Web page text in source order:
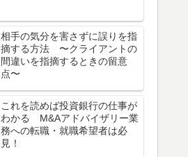
相手の気分を害さずに誤りを指
摘する方法 〜クライアントの
間違いを指摘するときの留意
点〜
これを読めば投資銀行の仕事が
わかる M&Aアドバイザリー業
務への転職・就職希望者は必
見！